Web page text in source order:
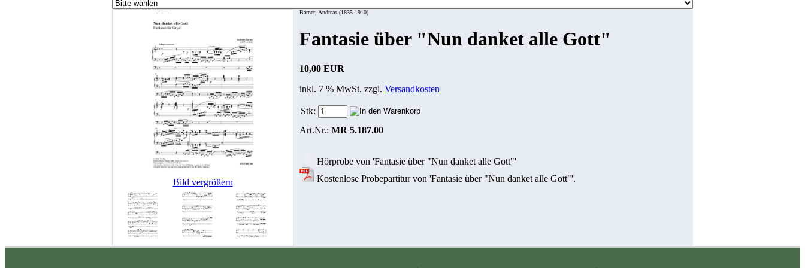
Bild vergrößern
Barner, Andreas (1835-1910)
Fantasie über "Nun danket alle Gott"
10,00 EUR
inkl. 7 % MwSt. zzgl. Versandkosten
Stk:
Art.Nr.: MR 5.187.00
Hörprobe von 'Fantasie über "Nun danket alle Gott"'
Kostenlose Probepartitur von 'Fantasie über "Nun danket alle Gott"'.